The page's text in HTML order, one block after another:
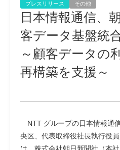
プレスリリース その他
日本情報通信、
客データ基盤統
～顧客データの
再構築を支援～
NTT グループの日本情報通
央区、代表取締役社長執行役